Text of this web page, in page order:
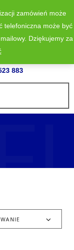
883
zamówień może
telefoniczna może być
Dziękujemy za